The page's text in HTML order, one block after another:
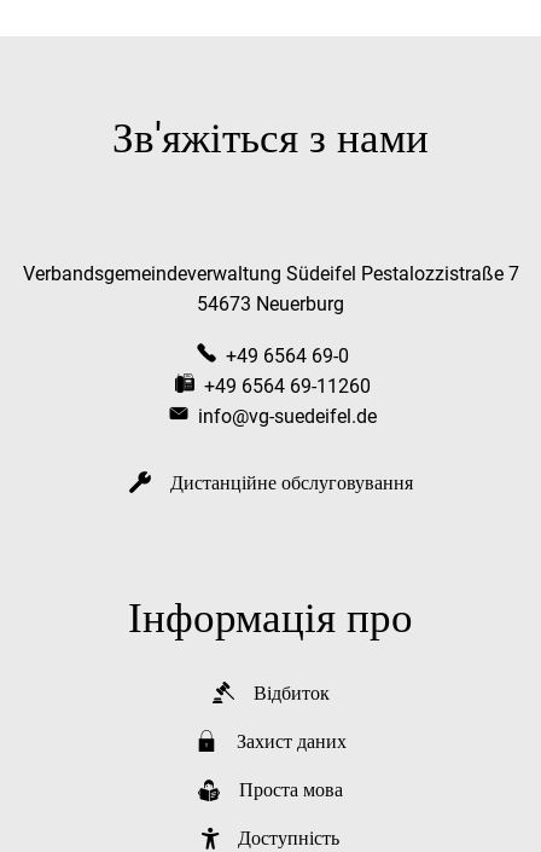
Зв'яжіться з нами
Verbandsgemeindeverwaltung Südeifel Pestalozzistraße 7
54673 Neuerburg
+49 6564 69-0
+49 6564 69-11260
info@vg-suedeifel.de
Дистанційне обслуговування
Інформація про
Відбиток
Захист даних
Проста мова
Доступність